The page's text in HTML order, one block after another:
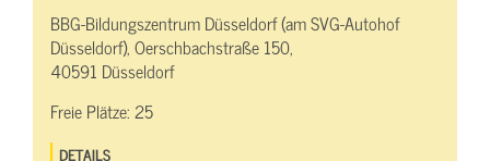
BBG-Bildungszentrum Düsseldorf (am SVG-Autohof
Düsseldorf), Oerschbachstraße 150,
40591 Düsseldorf
Freie Plätze:25
DETAILS